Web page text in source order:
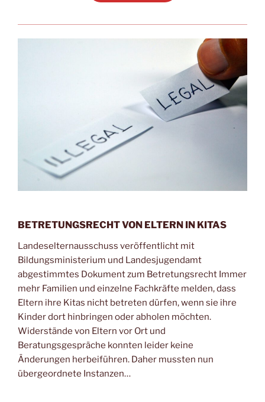
BETRETUNGSRECHT VON ELTERN IN KITAS
Landeselternausschuss veröffentlicht mit
Bildungsministerium und Landesjugendamt
abgestimmtes Dokument zum Betretungsrecht Immer
mehr Familien und einzelne Fachkräfte melden, dass
Eltern ihre Kitas nicht betreten dürfen, wenn sie ihre
Kinder dort hinbringen oder abholen möchten.
Widerstände von Eltern vor Ort und
Beratungsgespräche konnten leider keine
Änderungen herbeiführen. Daher mussten nun
übergeordnete Instanzen…